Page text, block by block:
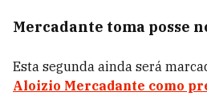
Mercadante toma posse
Esta segunda ainda será
Aloizio Mercadante como